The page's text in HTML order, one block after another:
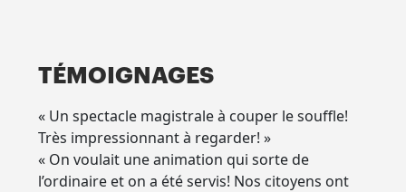
TÉMOIGNAGES
« Un spectacle magistrale à couper le souffle!
Très impressionnant à regarder! »
« On voulait une animation qui sorte de
l’ordinaire et on a été servis! Nos citoyens ont